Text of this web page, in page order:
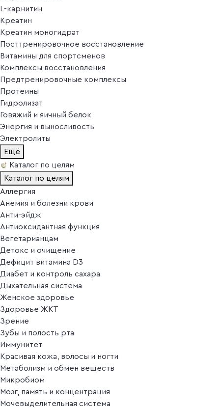
L-карнитин
Креатин
Креатин моногидрат
Посттренировочное восстановление
Витамины для спортсменов
Комплексы восстановления
Предтренировочные комплексы
Протеины
Гидролизат
Говяжий и яичный белок
Энергия и выносливость
Электролиты
Ещё
Каталог по целям
Каталог по целям
Аллергия
Анемия и болезни крови
Анти-эйдж
Антиоксидантная функция
Вегетарианцам
Детокс и очищение
Дефицит витамина D3
Диабет и контроль сахара
Дыхательная система
Женское здоровье
Здоровье ЖКТ
Зрение
Зубы и полость рта
Иммунитет
Красивая кожа, волосы и ногти
Метаболизм и обмен веществ
Микробиом
Мозг, память и концентрация
Мочевыделительная система